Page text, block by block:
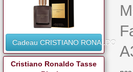
Cadeau CRISTIANO RONALDO
Cristiano Ronaldo Tasse